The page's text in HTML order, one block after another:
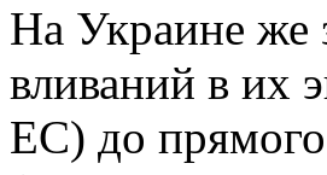
На Украине же
вливаний в их
ЕС) до